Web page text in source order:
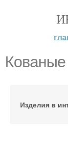
Кованые
Изделия в